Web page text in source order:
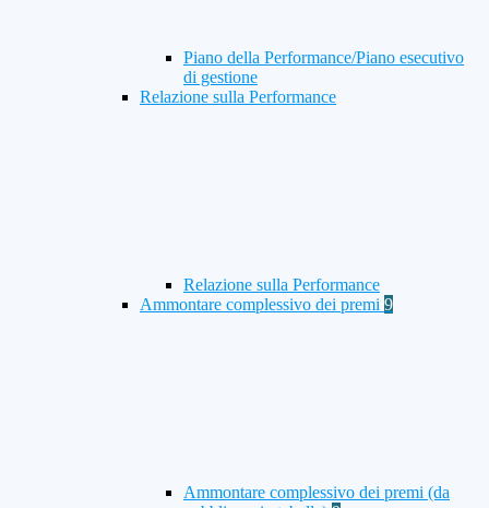
Piano della Performance/Piano esecutivo
di gestione
Relazione sulla Performance
Relazione sulla Performance
Ammontare complessivo dei premi 9
Ammontare complessivo dei premi (da